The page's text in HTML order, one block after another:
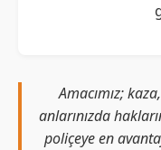
Amacımız;
anlarınızda
poliçeye en